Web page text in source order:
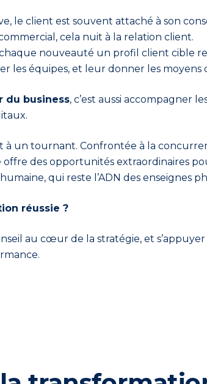
le client est souvent attaché à son
cela nuit à la relation client.
nouveauté un profil client cible
les équipes, et leur donner les moyens
du business, c’est aussi accompagner
à un tournant. Confrontée à la
des opportunités extraordinaires
qui reste l’ADN des enseignes
réussie ?
au cœur de la stratégie, et